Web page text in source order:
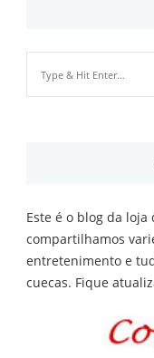
Este é o blog da loja
compartilhamos
entretenimento e
cuecas. Fique